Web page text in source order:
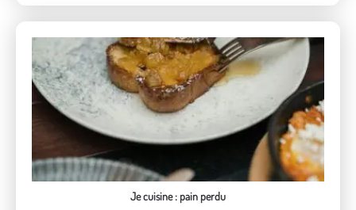
Je cuisine : pain perdu